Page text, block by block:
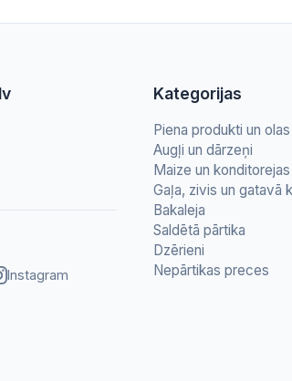
Instagram
Kategorijas
Piena produkti un olas
Augļi un dārzeņi
Maize un
Gaļa, zivis un gatavā
Bakaleja
Saldētā pārtika
Dzērieni
Nepārtikas preces